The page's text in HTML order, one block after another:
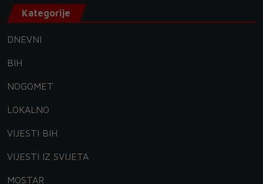
Kategorije
DNEVNI
BIH
NOGOMET
LOKALNO
VIJESTI BIH
VIJESTI IZ SVIJETA
MOSTAR